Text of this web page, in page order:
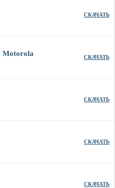
СКАЧАТЬ
Motorola СКАЧАТЬ
СКАЧАТЬ
СКАЧАТЬ
СКАЧАТЬ